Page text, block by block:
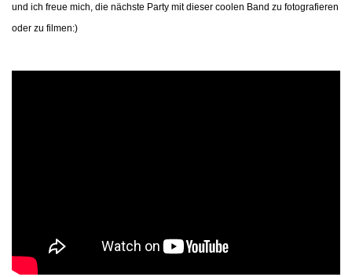
und ich freue mich, die nächste Party mit dieser coolen Band zu fotografieren
oder zu filmen:)